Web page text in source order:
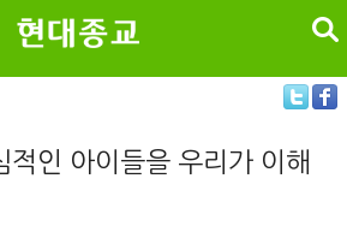
검색
적인 아이들을 우리가 이해